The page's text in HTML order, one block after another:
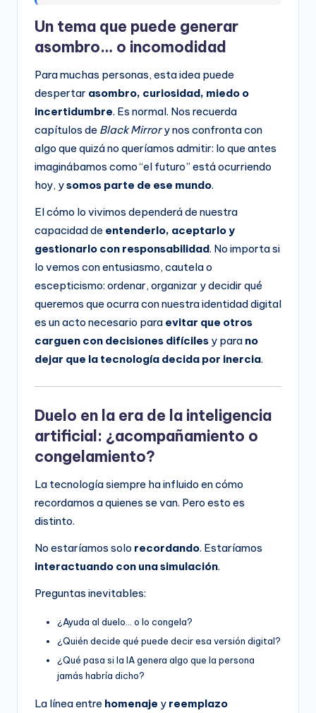
Un tema que puede generar
asombro… o incomodidad
Para muchas personas, esta idea puede
despertar asombro, curiosidad, miedo o
incertidumbre. Es normal. Nos recuerda
capítulos de Black Mirrory nos confronta con
algo que quizá no queríamos admitir: lo que antes
imaginábamos como “el futuro” está ocurriendo
hoy, ysomos parte de ese mundo.
El cómo lo vivimos dependerá de nuestra
capacidad de entenderlo, aceptarlo y
gestionarlo con responsabilidad. No importa si
lo vemos con entusiasmo, cautela o
escepticismo: ordenar, organizar y decidir qué
queremos que ocurra con nuestra identidad digital
es un acto necesario para evitar que otros
carguen con decisiones difíciles y para no
dejar que la tecnología decida por inercia.
Duelo en la era de la inteligencia
artificial: ¿acompañamiento o
congelamiento?
La tecnología siempre ha influido en cómo
recordamos a quienes se van. Pero esto es
distinto.
No estaríamos solo recordando. Estaríamos
interactuando con una simulación.
Preguntas inevitables:
¿Ayuda al duelo… o lo congela?
¿Quién decide qué puede decir esa versión digital?
¿Qué pasa si la IA genera algo que la persona
jamás habría dicho?
La línea entre homenaje y reemplazo